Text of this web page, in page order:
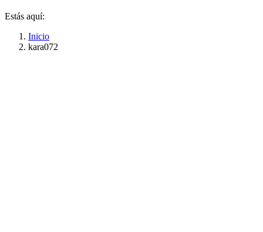
Estás aquí:
Inicio
kara072